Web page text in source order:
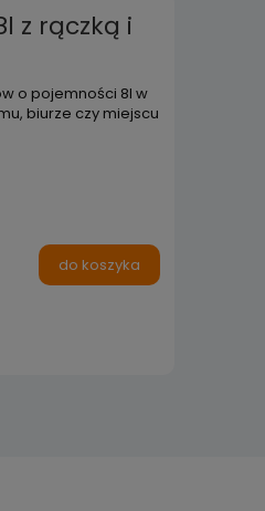
z rączką i
o pojemności 8l w
biurze czy miejscu
do koszyka